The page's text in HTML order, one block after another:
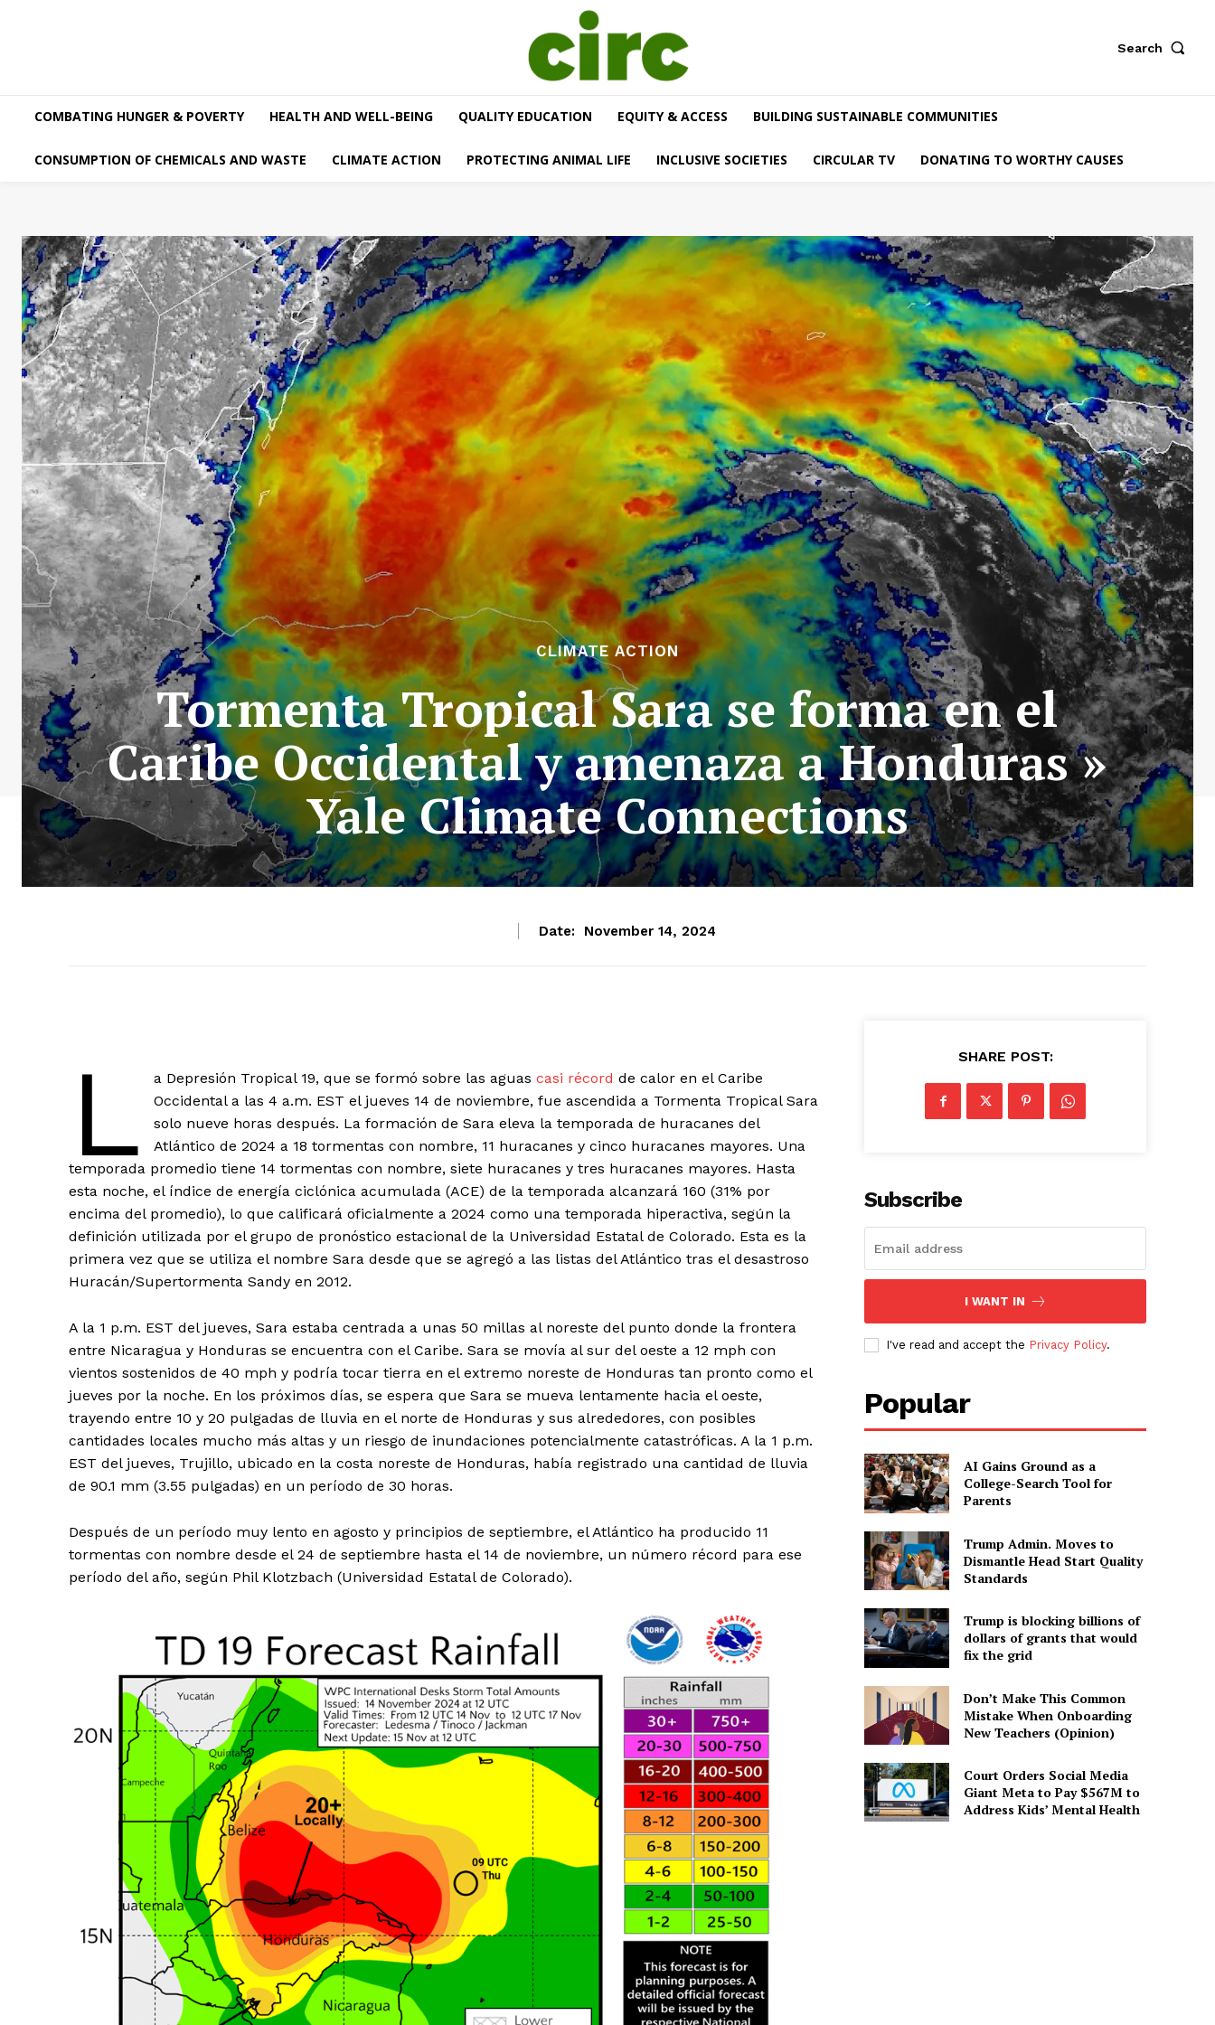
Search
COMBATING HUNGER & POVERTY HEALTH AND WELL-BEING QUALITY EDUCATION EQUITY & ACCESS BUILDING SUSTAINABLE COMMUNITIES
CONSUMPTION OF CHEMICALS AND WASTE CLIMATE ACTION PROTECTING ANIMAL LIFE INCLUSIVE SOCIETIES CIRCULAR TV DONATING TO WORTHY CAUSES
CLIMATE ACTION
Tormenta Tropical Sara se forma en el
Caribe Occidental y amenaza a Honduras »
Yale Climate Connections
Date: November 14, 2024
L a Depresión Tropical 19, que se formó sobre las aguascasi récordde calor en el Caribe
Occidental a las 4 a.m. EST el jueves 14 de noviembre, fue ascendida a Tormenta Tropical Sara
solo nueve horas después. La formación de Sara eleva la temporada de huracanes del
Atlántico de 2024 a 18 tormentas con nombre, 11 huracanes y cinco huracanes mayores. Una
temporada promedio tiene 14 tormentas con nombre, siete huracanes y tres huracanes mayores. Hasta
esta noche, el índice de energía ciclónica acumulada (ACE) de la temporada alcanzará 160 (31% por
encima del promedio), lo que calificará oficialmente a 2024 como una temporada hiperactiva, según la
definición utilizada por el grupo de pronóstico estacional de la Universidad Estatal de Colorado. Esta es la
primera vez que se utiliza el nombre Sara desde que se agregó a las listas del Atlántico tras el desastroso
Huracán/Supertormenta Sandy en 2012.
A la 1 p.m. EST del jueves, Sara estaba centrada a unas 50 millas al noreste del punto donde la frontera
entre Nicaragua y Honduras se encuentra con el Caribe. Sara se movía al sur del oeste a 12 mph con
vientos sostenidos de 40 mph y podría tocar tierra en el extremo noreste de Honduras tan pronto como el
jueves por la noche. En los próximos días, se espera que Sara se mueva lentamente hacia el oeste,
trayendo entre 10 y 20 pulgadas de lluvia en el norte de Honduras y sus alrededores, con posibles
cantidades locales mucho más altas y un riesgo de inundaciones potencialmente catastróficas. A la 1 p.m.
EST del jueves, Trujillo, ubicado en la costa noreste de Honduras, había registrado una cantidad de lluvia
de 90.1 mm (3.55 pulgadas) en un período de 30 horas.
Después de un período muy lento en agosto y principios de septiembre, el Atlántico ha producido 11
tormentas con nombre desde el 24 de septiembre hasta el 14 de noviembre, un número récord para ese
período del año, según Phil Klotzbach (Universidad Estatal de Colorado).
SHARE POST:
Subscribe
I WANT IN
I've read and accept the Privacy Policy.
Popular
AI Gains Ground as a
College-Search Tool for
Parents
Trump Admin. Moves to
Dismantle Head Start Quality
Standards
Trump is blocking billions of
dollars of grants that would
fix the grid
Don’t Make This Common
Mistake When Onboarding
New Teachers (Opinion)
Court Orders Social Media
Giant Meta to Pay $567M to
Address Kids’ Mental Health